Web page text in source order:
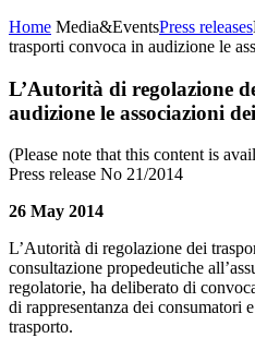
Home Media&EventsPress releases
trasporti convoca in audizione le
L’Autorità di regolazione
audizione le associazioni
(Please note that this content is
Press release No 21/2014
26 May 2014
L’Autorità di regolazione dei
consultazione propedeutiche
regolatorie, ha deliberato di
di rappresentanza dei consumatori
trasporto.